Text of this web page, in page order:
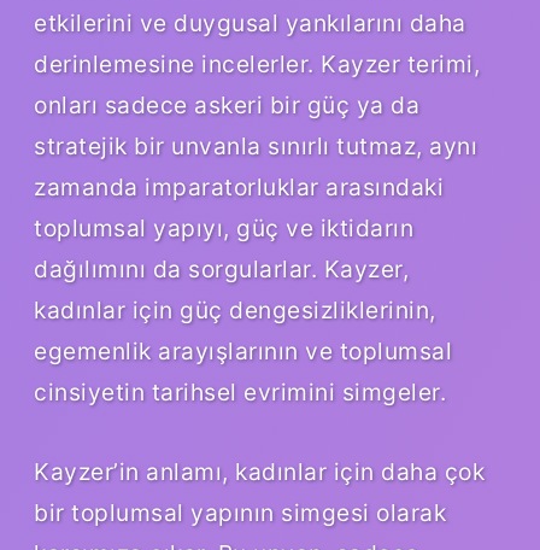
etkilerini ve duygusal yankılarını daha
derinlemesine incelerler. Kayzer terimi,
onları sadece askeri bir güç ya da
stratejik bir unvanla sınırlı tutmaz, aynı
zamanda imparatorluklar arasındaki
toplumsal yapıyı, güç ve iktidarın
dağılımını da sorgularlar. Kayzer,
kadınlar için güç dengesizliklerinin,
egemenlik arayışlarının ve toplumsal
cinsiyetin tarihsel evrimini simgeler.
Kayzer’in anlamı, kadınlar için daha çok
bir toplumsal yapının simgesi olarak